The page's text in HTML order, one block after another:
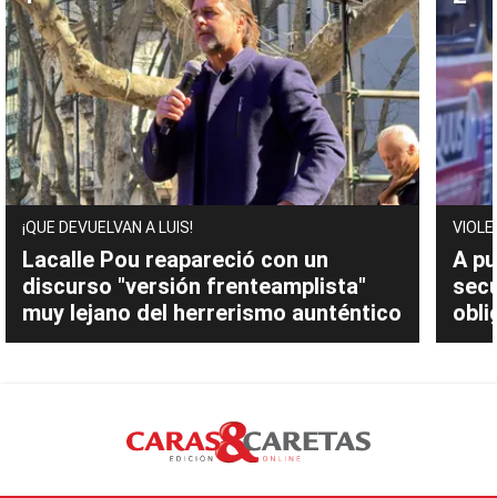
¡QUE DEVUELVAN A LUIS!
Lacalle Pou reapareció con un
discurso "versión frenteamplista"
muy lejano del herrerismo aunténtico
A